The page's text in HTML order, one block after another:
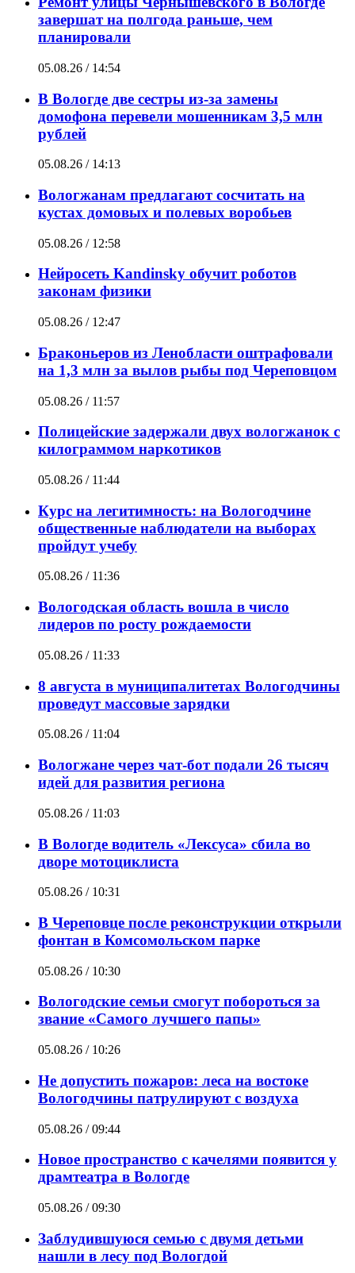
завершат на полгода раньше, чем
планировали
05.08.26 / 14:54
В Вологде две сестры из-за замены
домофона перевели мошенникам 3,5 млн
рублей
05.08.26 / 14:13
Вологжанам предлагают сосчитать на
кустах домовых и полевых воробьев
05.08.26 / 12:58
Нейросеть Kandinsky обучит роботов
законам физики
05.08.26 / 12:47
Браконьеров из Ленобласти оштрафовали
на 1,3 млн за вылов рыбы под Череповцом
05.08.26 / 11:57
Полицейские задержали двух вологжанок с
килограммом наркотиков
05.08.26 / 11:44
Курс на легитимность: на Вологодчине
общественные наблюдатели на выборах
пройдут учебу
05.08.26 / 11:36
Вологодская область вошла в число
лидеров по росту рождаемости
05.08.26 / 11:33
8 августа в муниципалитетах Вологодчины
проведут массовые зарядки
05.08.26 / 11:04
Вологжане через чат-бот подали 26 тысяч
идей для развития региона
05.08.26 / 11:03
В Вологде водитель «Лексуса» сбила во
дворе мотоциклиста
05.08.26 / 10:31
В Череповце после реконструкции открыли
фонтан в Комсомольском парке
05.08.26 / 10:30
Вологодские семьи смогут побороться за
звание «Самого лучшего папы»
05.08.26 / 10:26
Не допустить пожаров: леса на востоке
Вологодчины патрулируют с воздуха
05.08.26 / 09:44
Новое пространство с качелями появится у
драмтеатра в Вологде
05.08.26 / 09:30
Заблудившуюся семью с двумя детьми
нашли в лесу под Вологдой